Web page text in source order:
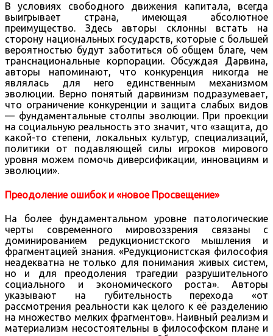
В условиях свободного движения капитала, всегда
выигрывает страна, имеющая абсолютное
преимущество. Здесь авторы склонны встать на
сторону национальных государств, которые с большей
вероятностью будут заботиться об общем благе, чем
транснациональные корпорации. Обсуждая Дарвина,
авторы напоминают, что конкуренция никогда не
являлась для него единственным механизмом
эволюции. Верно понятый дарвинизм подразумевает,
что ограничение конкуренции и защита слабых видов
— фундаментальные столпы эволюции. При проекции
на социальную реальность это значит, что «защита, до
какой-то степени, локальных культур, специализаций,
политики от подавляющей силы игроков мирового
уровня можем помочь диверсификации, инновациям и
эволюции».
Преодоление ошибок и «новое Просвещение»
На более фундаментальном уровне патологические
черты современного мировоззрения связаны с
доминированием редукционистского мышления и
фрагментацией знания. «Редукционистская философия
неадекватна не только для понимания живых систем,
но и для преодоления трагедии разрушительного
социального и экономического роста». Авторы
указывают на губительность перехода «от
рассмотрения реальности как целого к её разделению
на множество мелких фрагментов». Наивный реализм и
материализм несостоятельны в философском плане и